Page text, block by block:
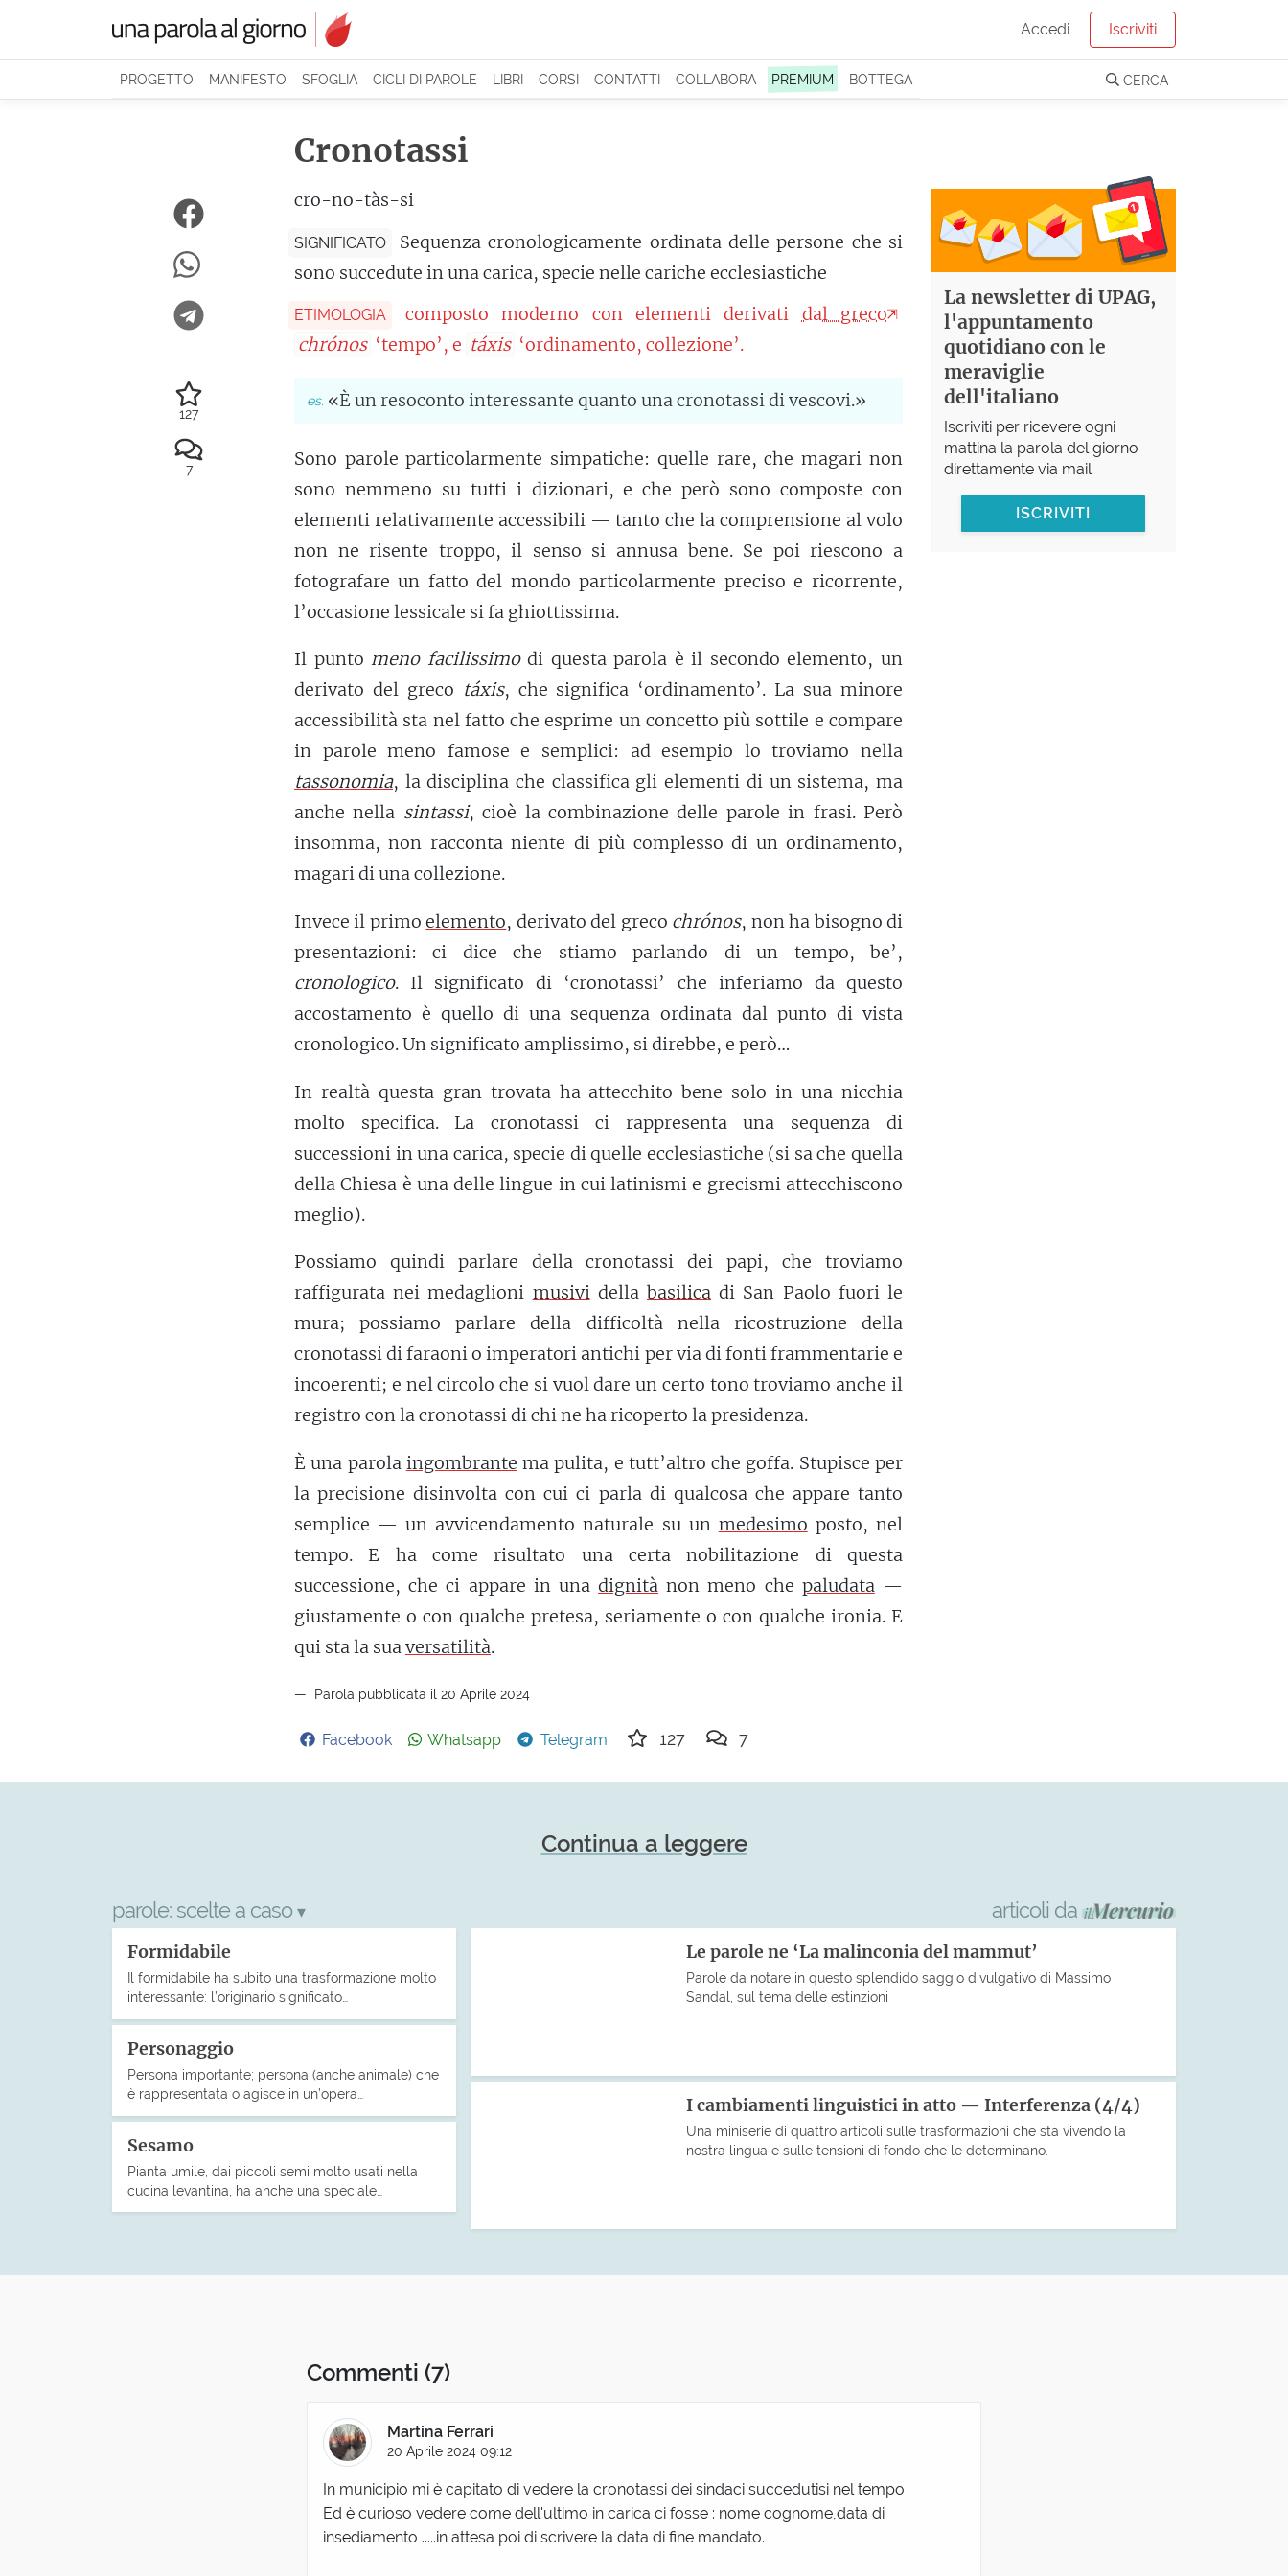
Accedi Iscriviti
PROGETTO MANIFESTO SFOGLIA CICLI DI PAROLE LIBRI CORSI CONTATTI COLLABORA PREMIUM BOTTEGA CERCA
Cronotassi
cro-no-tàs-si
SIGNIFICATO
Sequenza cronologicamente ordinata delle persone che si
sono succedute in una carica, specie nelle cariche ecclesiastiche
ETIMOLOGIA composto moderno con elementi derivati dal greco
chrónos ‘tempo’, e táxis ‘ordinamento, collezione’.
«È un resoconto interessante quanto una cronotassi di vescovi.»
Sono parole particolarmente simpatiche: quelle rare, che magari non
sono nemmeno su tutti i dizionari, e che però sono composte con
elementi relativamente accessibili — tanto che la comprensione al volo
non ne risente troppo, il senso si annusa bene. Se poi riescono a
fotografare un fatto del mondo particolarmente preciso e ricorrente,
l’occasione lessicale si fa ghiottissima.
Il punto meno facilissimodi questa parola è il secondo elemento, un
derivato del greco táxis, che significa ‘ordinamento’. La sua minore
accessibilità sta nel fatto che esprime un concetto più sottile e compare
in parole meno famose e semplici: ad esempio lo troviamo nella
tassonomia, la disciplina che classifica gli elementi di un sistema, ma
anche nella sintassi, cioè la combinazione delle parole in frasi. Però
insomma, non racconta niente di più complesso di un ordinamento,
magari di una collezione.
Invece il primoelemento, derivato del greco chrónos, non ha bisogno di
presentazioni: ci dice che stiamo parlando di un tempo, be’,
cronologico. Il significato di ‘cronotassi’ che inferiamo da questo
accostamento è quello di una sequenza ordinata dal punto di vista
cronologico. Un significato amplissimo, si direbbe, e però…
In realtà questa gran trovata ha attecchito bene solo in una nicchia
molto specifica. La cronotassi ci rappresenta una sequenza di
successioni in una carica, specie di quelle ecclesiastiche (si sa che quella
della Chiesa è una delle lingue in cui latinismi e grecismi attecchiscono
meglio).
Possiamo quindi parlare della cronotassi dei papi, che troviamo
raffigurata nei medaglioni musividellabasilica di San Paolo fuori le
mura; possiamo parlare della difficoltà nella ricostruzione della
cronotassi di faraoni o imperatori antichi per via di fonti frammentarie e
incoerenti; e nel circolo che si vuol dare un certo tono troviamo anche il
registro con la cronotassi di chi ne ha ricoperto la presidenza.
È una parola ingombrante ma pulita, e tutt’altro che goffa. Stupisce per
la precisione disinvolta con cui ci parla di qualcosa che appare tanto
semplice — un avvicendamento naturale su un medesimo posto, nel
tempo. E ha come risultato una certa nobilitazione di questa
successione, che ci appare in unadignità non meno che paludata—
giustamente o con qualche pretesa, seriamente o con qualche ironia. E
qui sta la suaversatilità.
Parola pubblicata il 20 Aprile 2024
Facebook Whatsapp Telegram 127 7
127
7
La newsletter di UPAG,
l'appuntamento
quotidiano con le
meraviglie
dell'italiano
Iscriviti per ricevere ogni
mattina la parola del giorno
direttamente via mail
ISCRIVITI
Continua a leggere
parole: scelte a caso ▾
Formidabile
Il formidabile ha subito una trasformazione molto
interessante: l’originario significato…
Personaggio
Persona importante; persona (anche animale) che
è rappresentata o agisce in un’opera…
Sesamo
Pianta umile, dai piccoli semi molto usati nella
cucina levantina, ha anche una speciale…
articoli da
Le parole ne ‘La malinconia del mammut’
Parole da notare in questo splendido saggio divulgativo di Massimo
Sandal, sul tema delle estinzioni
I cambiamenti linguistici in atto — Interferenza (4/4)
Una miniserie di quattro articoli sulle trasformazioni che sta vivendo la
nostra lingua e sulle tensioni di fondo che le determinano.
Commenti (7)
Martina Ferrari
20 Aprile 2024 09:12
In municipio mi è capitato di vedere la cronotassi dei sindaci succedutisi nel tempo
Ed è curioso vedere come dell'ultimo in carica ci fosse : nome cognome,data di
insediamento .....in attesa poi di scrivere la data di fine mandato.